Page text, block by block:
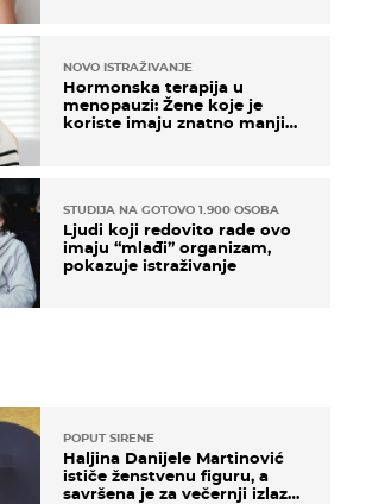
NOVO ISTRAŽIVANJE
Hormonska terapija u
menopauzi: Žene koje je
koriste imaju znatno manji
STUDIJA NA GOTOVO 1.900 OSOBA
Ljudi koji redovito rade ovo
imaju “mlađi” organizam,
pokazuje istraživanje
POPUT SIRENE
Haljina Danijele Martinović
ističe ženstvenu figuru, a
savršena je za večernji izlazak